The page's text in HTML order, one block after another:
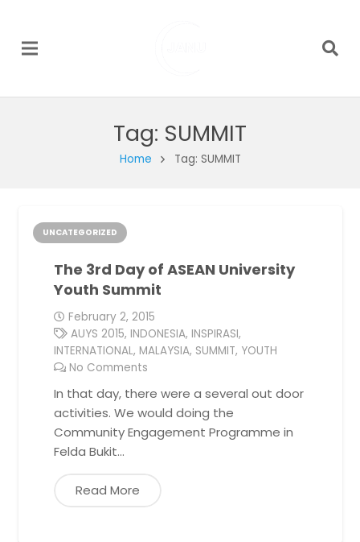
Tag: SUMMIT
Home Tag: SUMMIT
UNCATEGORIZED
The 3rd Day of ASEAN University
Youth Summit
February 2, 2015
AUYS 2015, INDONESIA, INSPIRASI,
INTERNATIONAL, MALAYSIA, SUMMIT, YOUTH
No Comments
In that day, there were a several out door
activities. We would doing the
Community Engagement Programme in
Felda Bukit…
Read More